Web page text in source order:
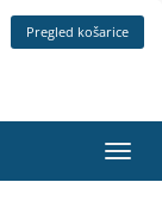
Pregled košarice